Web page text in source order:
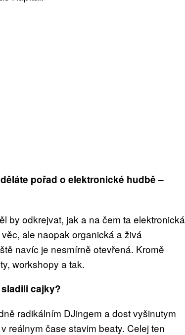
pořad o elektronické hudbě –
by odkrejvat, jak a na čem ta elektronická
ale naopak organická a živá
navíc je nesmírně otevřená. Kromě
workshopy a tak.
cajky?
radikálním DJingem a dost vyšinutym
reálnym čase stavim beaty. Celej ten